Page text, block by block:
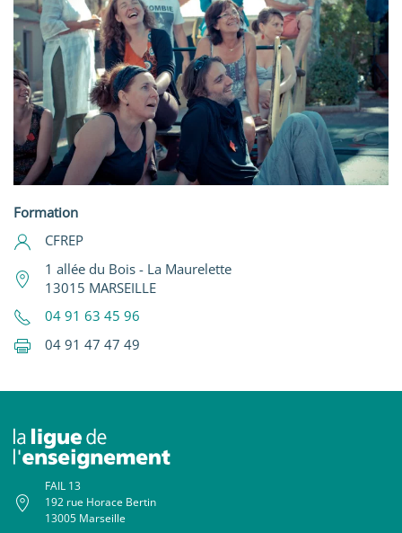
Formation
CFREP
1 allée du Bois - La Maurelette
13015 MARSEILLE
04 91 63 45 96
04 91 47 47 49
FAIL 13
192 rue Horace Bertin
13005 Marseille